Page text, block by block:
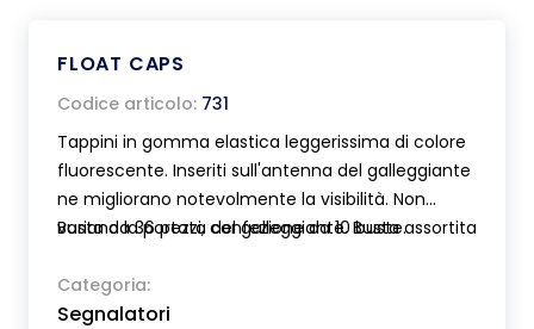
FLOAT CAPS
Codice articolo: 731
Tappini in gomma elastica leggerissima di colore
fluorescente. Inseriti sull'antenna del galleggiante
ne migliorano notevolmente la visibilità. Non
variano la portata del galleggiante. Busta assortita
antenne da Ø mm 1,0 a 2,5.
Busta da 36 pezzi, confezione da 10 buste.
Categoria:
Segnalatori